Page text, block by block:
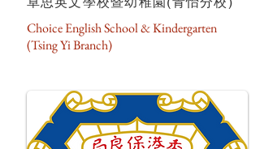
Choice English School & Kindergarten
(Tsing Yi Branch)